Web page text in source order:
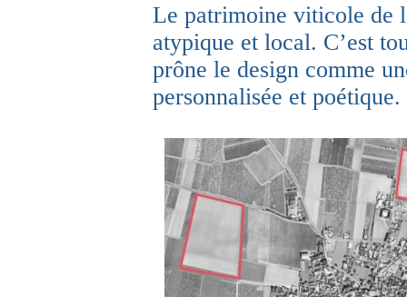
Le patrimoine viticole de
atypique et local. C’est
prône le design comme
personnalisée et poétique.